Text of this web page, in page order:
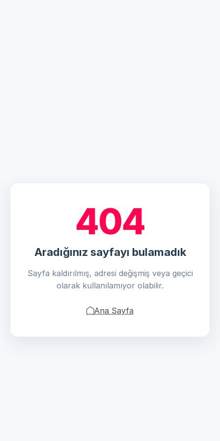
404
Aradığınız sayfayı bulamadık
Sayfa kaldırılmış, adresi değişmiş veya geçici
olarak kullanılamıyor olabilir.
Ana Sayfa